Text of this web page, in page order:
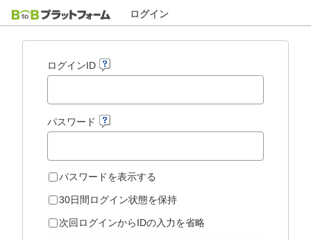
ログイン
ログインID
パスワード
パスワードを表示する
30日間ログイン状態を保持
次回ログインからIDの入力を省略